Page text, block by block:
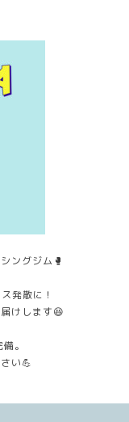
ングジム🥊
発散に！
けします😆
。
い💪